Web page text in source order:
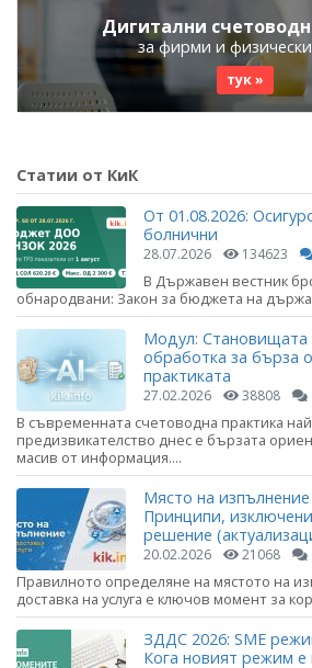
Дигитални
за фирми и
тук »
Статии от КиК
От 01.08.2026:
болнични
28.07.2026 134623
В Държавен вестник
обнародвани: Закон за бюджета на
Модул: Становищата
обработка за бърза
практиката
27.02.2026 38808
В съвременната счетоводна практика
предизвикателство днес е бързата
масив от информация....
Място на
Принципи,
решение
20.02.2026 21068
Правилното определяне на мястото на
доставка на услуга е ключов момент за
ЗДДС 2026: SME
Кога новият режим е